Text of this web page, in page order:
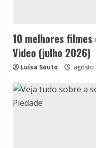
10 melhores
Video (julho 2026)
Luísa Souto agosto